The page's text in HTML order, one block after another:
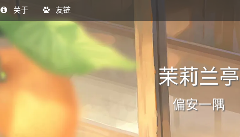
关于 友链
茉莉兰亭
偏安一隅